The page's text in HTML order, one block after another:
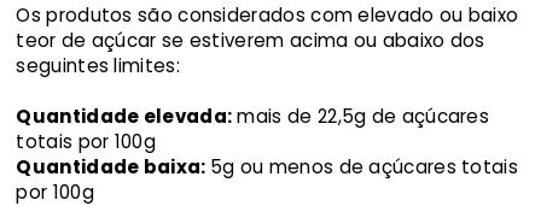
Os produtos são considerados com elevado ou baixo
teor de açúcar se estiverem acima ou abaixo dos
seguintes limites:
Quantidade elevada:mais de 22,5g de açúcares
totais por 100g
Quantidade baixa: 5g ou menos de açúcares totais
por 100g